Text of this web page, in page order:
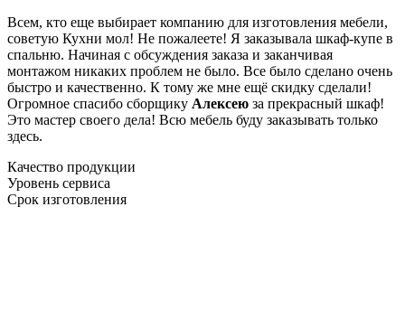
Всем, кто еще выбирает компанию для изготовления мебели,
советую Кухни мол! Не пожалеете! Я заказывала шкаф-купе в
спальню. Начиная с обсуждения заказа и заканчивая
монтажом никаких проблем не было. Все было сделано очень
быстро и качественно. К тому же мне ещё скидку сделали!
Огромное спасибо сборщику Алексею за прекрасный шкаф!
Это мастер своего дела! Всю мебель буду заказывать только
здесь.
Качество продукции
Уровень сервиса
Срок изготовления